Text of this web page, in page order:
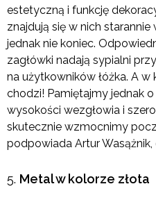
estetyczną i funkcję
znajdują się w nich
jednak nie koniec.
zagłówki nadają sypialni
na użytkowników łóżka. A
chodzi! Pamiętajmy jednak
wysokości wezgłowia i
skutecznie wzmocnimy
podpowiada Artur
Metal w kolorze złota